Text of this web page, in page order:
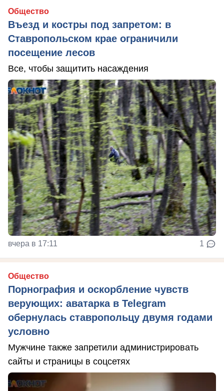
Общество
Въезд и костры под запретом: в
Ставропольском крае ограничили
посещение лесов
Все, чтобы защитить насаждения
вчера в 17:11 1
Общество
Порнография и оскорбление чувств
верующих: аватарка в Telegram
обернулась ставропольцу двумя годами
условно
Мужчине также запретили администрировать
сайты и страницы в соцсетях